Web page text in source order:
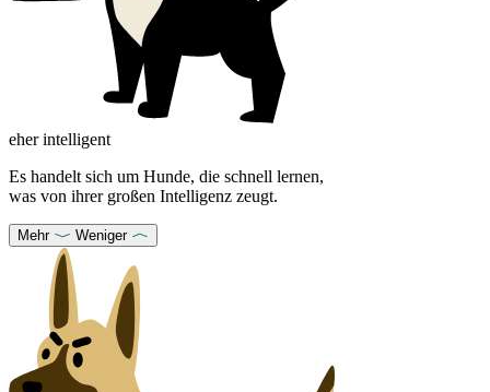
eher intelligent
Es handelt sich um Hunde, die schnell lernen,
was von ihrer großen Intelligenz zeugt.
Mehr Weniger